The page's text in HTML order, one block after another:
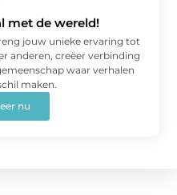
met de wereld!
jouw unieke ervaring tot
anderen, creëer verbinding
waar verhalen
maken.
nu